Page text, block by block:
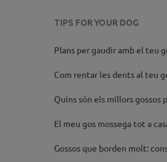
TIPS FOR YOUR DOG
Plans per gaudir amb el teu
Com rentar les dents al teu
Quins són els millors gossos
El meu gos mossega tot a
Gossos que borden molt: